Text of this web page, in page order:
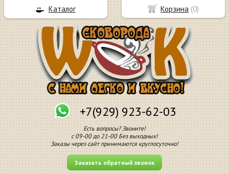
+7(929) 923-62-03
Есть вопросы? Звоните!
с 09-00 до 21-00 Без выходных!
Заказы через сайт принимаются круглосуточно!
Заказать обратный звонок
Корзина (0)
Каталог